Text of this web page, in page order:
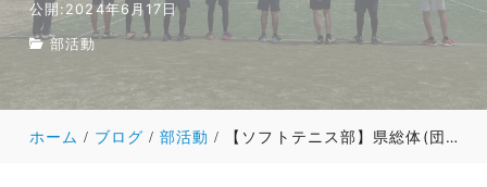
公開:2024年6月17日
部活動
ホーム ブログ 部活動 【ソフトテニス部】県総体(団体) 結果